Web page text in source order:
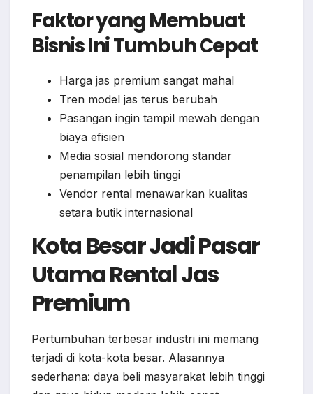
Faktor yang Membuat
Bisnis Ini Tumbuh Cepat
Harga jas premium sangat mahal
Tren model jas terus berubah
Pasangan ingin tampil mewah dengan
biaya efisien
Media sosial mendorong standar
penampilan lebih tinggi
Vendor rental menawarkan kualitas
setara butik internasional
Kota Besar Jadi Pasar
Utama Rental Jas
Premium
Pertumbuhan terbesar industri ini memang
terjadi di kota-kota besar. Alasannya
sederhana: daya beli masyarakat lebih tinggi